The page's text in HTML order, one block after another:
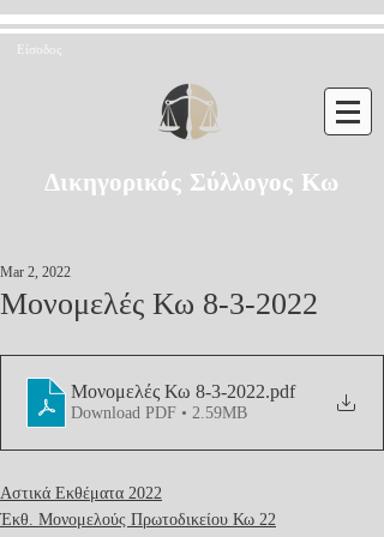
Είσοδος
Δικηγορικός Σύλλογος Κω
Μονομελές Κω 8-3-2022
Mar 2, 2022
Μονομελές Κω 8-3-2022.pdf
Download PDF • 2.59MB
Αστικά Εκθέματα 2022
Έκθ. Μονομελούς Πρωτοδικείου Κω 22